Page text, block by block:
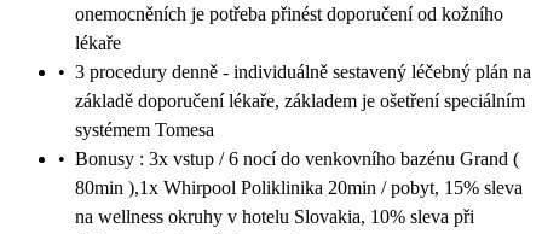
onemocněních je potřeba přinést doporučení od kožního
lékaře
• 3 procedury denně - individuálně sestavený léčebný plán na
základě doporučení lékaře, základem je ošetření speciálním
systémem Tomesa
• Bonusy : 3x vstup / 6 nocí do venkovního bazénu Grand (
80min ),1x Whirpool Poliklinika 20min / pobyt, 15% sleva
na wellness okruhy v hotelu Slovakia, 10% sleva při